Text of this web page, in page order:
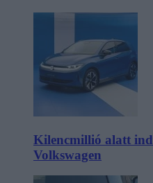
Kilencmillió alatt
Volkswagen